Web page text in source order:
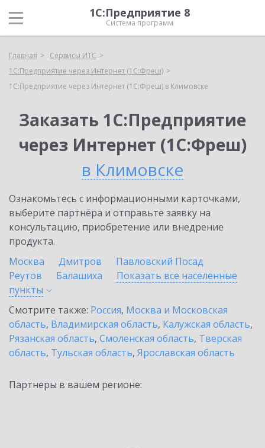
1С:Предприятие 8
Система программ
Главная
Сервисы ИТС
1С:Предприятие через Интернет (1С:Фреш)
1С:Предприятие через Интернет (1С:Фреш) в Климовске
Заказать 1С:Предприятие
через Интернет (1С:Фреш)
в Климовске
Ознакомьтесь с информационными карточками,
выберите партнёра и отправьте заявку на
консультацию, приобретение или внедрение
продукта.
Москва
Дмитров
Павловский Посад
Реутов
Балашиха
Показать все населенные
пункты
Смотрите также: Россия, Москва и Московская
область, Владимирская область, Калужская область,
Рязанская область, Смоленская область, Тверская
область, Тульская область, Ярославская область
Партнеры в вашем регионе: